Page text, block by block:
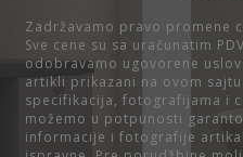
Zadržavamo pravo promene
Sve cene su sa uračunatim
odobravamo ugovorene
artikli prikazani na ovom
specifikacija, fotografijama i
možemo u potpunosti
informacije i fotografije